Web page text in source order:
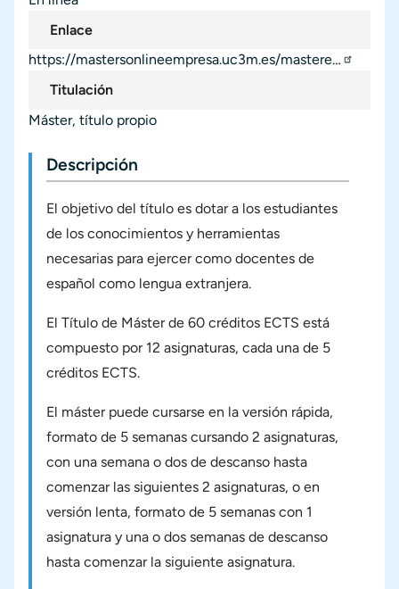
Enlace
https://mastersonlineempresa.uc3m.es/mastere…
Titulación
Máster, título propio
Descripción
El objetivo del título es dotar a los estudiantes
de los conocimientos y herramientas
necesarias para ejercer como docentes de
español como lengua extranjera.
El Título de Máster de 60 créditos ECTS está
compuesto por 12 asignaturas, cada una de 5
créditos ECTS.
El máster puede cursarse en la versión rápida,
formato de 5 semanas cursando 2 asignaturas,
con una semana o dos de descanso hasta
comenzar las siguientes 2 asignaturas, o en
versión lenta, formato de 5 semanas con 1
asignatura y una o dos semanas de descanso
hasta comenzar la siguiente asignatura.